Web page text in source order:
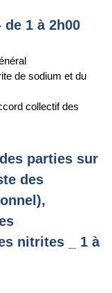
1 à 2h00
de sodium et du
collectif des
parties sur
des
nitrites _ 1 à